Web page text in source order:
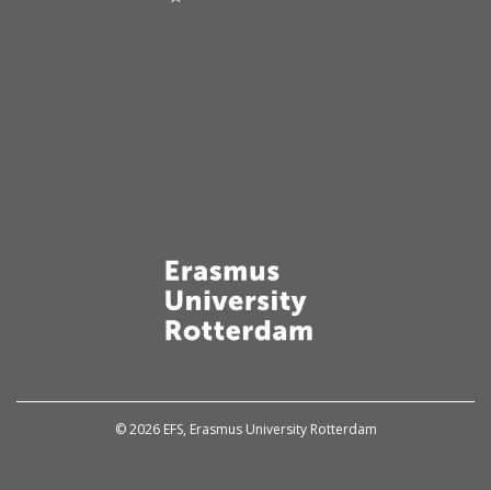
© 2026 EFS, Erasmus University Rotterdam